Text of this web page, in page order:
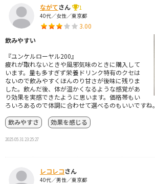
ながてさん
1
40代／女性／東京都
3.00
飲みやすい
『ユンケルローヤル200』
疲れが取れないときや風邪気味のときに購入して
います。量も多すぎず栄養ドリンク特有のクセは
ないので飲みやすくほんのり甘さが後味に残りま
した。飲んだ後、体が温かくなるような感覚があ
り効果を実感できたように思います。価格帯もい
ろいろあるので体調に合わせて選べるのもいいですね。
飲みやすさ
効果を感じる
2025.05.31 23:25:27
レコレコさん
40代／男性／東京都